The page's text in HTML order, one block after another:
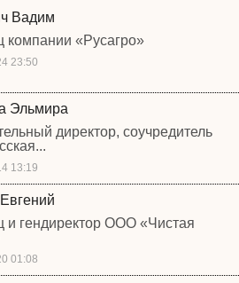
Вадим
компании «Русагро»
23:50
Эльмира
директор, соучредитель
13:19
и гендиректор ООО «Чистая
01:08